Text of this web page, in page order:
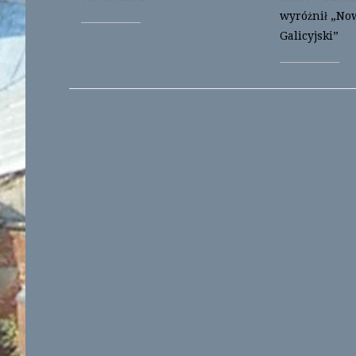
wyróżnił
Galicyjski”